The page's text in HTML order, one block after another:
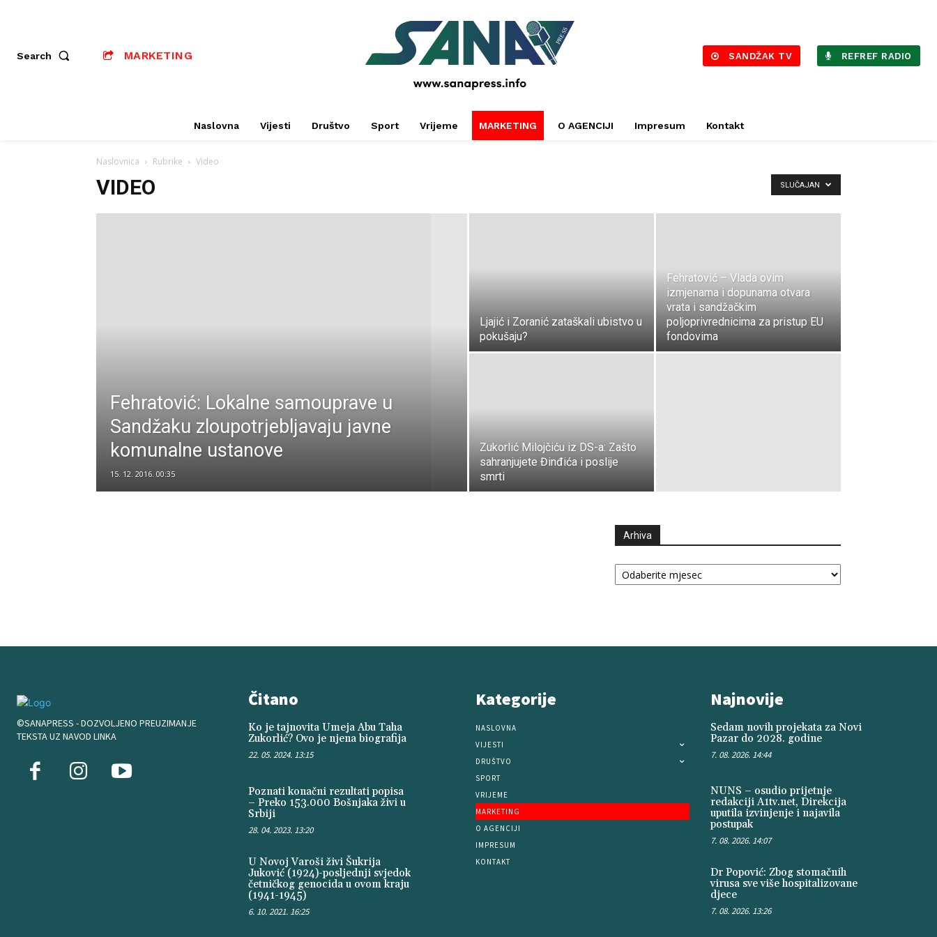
Search MARKETING
PRESS
SANDŽAK TV REFREF RADIO
Naslovna Vijesti Društvo Sport Vrijeme MARKETING O AGENCIJI Impresum Kontakt
Naslovnica Rubrike Video
VIDEO SLUČAJAN
Fehratović: Lokalne samouprave u
Sandžaku zloupotrjebljavaju javne
komunalne ustanove
15. 12. 2016. 00:35
Ljajić i Zoranić zataškali ubistvo u
pokušaju?
Fehratović – Vlada ovim
izmjenama i dopunama otvara
vrata i sandžačkim
poljoprivrednicima za pristup EU
fondovima
Zukorlić Milojčiću iz DS-a: Zašto
sahranjujete Đinđića i poslije
smrti
Arhiva
Arhiva
©SANAPRESS - DOZVOLJENO PREUZIMANJE
TEKSTA UZ NAVOD LINKA
Čitano
Ko je tajnovita Umeja Abu Taha
Zukorlić? Ovo je njena biografija
22. 05. 2024. 13:15
Poznati konačni rezultati popisa
– Preko 153.000 Bošnjaka živi u
Srbiji
28. 04. 2023. 13:20
U Novoj Varoši živi Šukrija
Juković (1924)-posljednji svjedok
četničkog genocida u ovom kraju
(1941-1945)
6. 10. 2021. 16:25
Kategorije
NASLOVNA
VIJESTI
DRUŠTVO
SPORT
VRIJEME
MARKETING
O AGENCIJI
IMPRESUM
KONTAKT
Najnovije
Sedam novih projekata za Novi
Pazar do 2028. godine
7. 08. 2026. 14:44
NUNS – osudio prijetnje
redakciji A1tv.net, Direkcija
uputila izvinjenje i najavila
postupak
7. 08. 2026. 14:07
Dr Popović: Zbog stomačnih
virusa sve više hospitalizovane
djece
7. 08. 2026. 13:26